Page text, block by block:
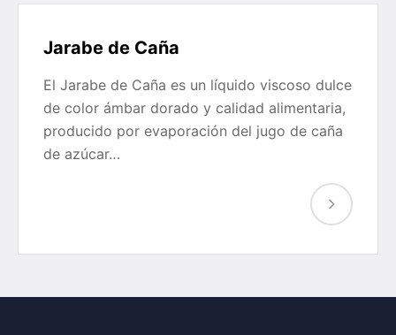
Jarabe de Caña
El Jarabe de Caña es un líquido viscoso dulce
de color ámbar dorado y calidad alimentaria,
producido por evaporación del jugo de caña
de azúcar…